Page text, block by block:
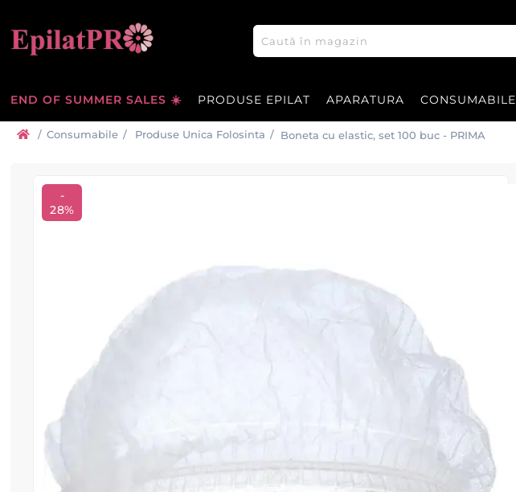
END OF SUMMER SALES ☀️ PRODUSE EPILAT APARATURA CONSUMABILE
/ Consumabile / Produse Unica Folosinta / Boneta cu elastic, set 100 buc - PRIMA
-
28%